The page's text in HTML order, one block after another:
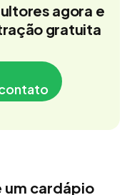
agora e
gratuita
um cardápio